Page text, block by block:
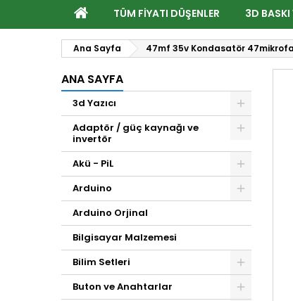
TÜM FIYATI DÜŞENLER 3D BASKI
Ana Sayfa 47mf 35v Kondasatör
ANA SAYFA
3d Yazıcı
Adaptör / güç kaynağı ve
invertör
Akü - PiL
Arduino
Arduino Orjinal
Bilgisayar Malzemesi
Bilim Setleri
Buton ve Anahtarlar